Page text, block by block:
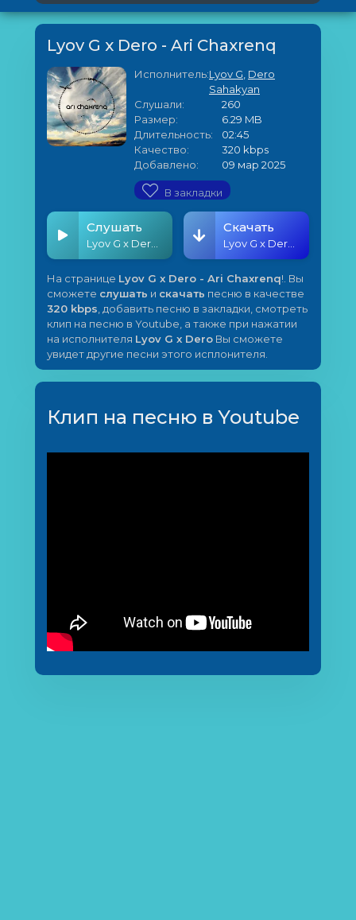
Lyov G x Dero - Ari Chaxrenq
Исполнитель:Lyov G Dero
Sahakyan
Слушали:
260
Размер:
6.29 MB
Длительность:
02:45
Качество:
320 kbps
Добавлено:
09 мар 2025
В закладки
Слушать Скачать
Lyov G x Dero - Ari Chaxrenq
На странице Lyov G x Dero - Ari Chaxrenq!. Вы
сможете слушать и скачать песню в качестве
320 kbps , добавить песню в закладки, смотреть
клип на песню в Youtube, а также при нажатии
на исполнителя Lyov G x Dero Вы сможете
увидет другие песни этого исплонителя.
Клип на песню в Youtube